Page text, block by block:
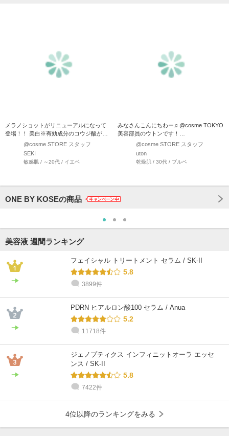
メラノショットがリニューアルになって
登場！！ 美白※有効成分のコウジ酸が、
メラニン生成を抑制し、…
@cosme STORE スタッフ
SEKI
敏感肌 / ～20代 / イエベ
みなさんこんにちわー♫ @cosme TOKYO
美容部員のウトンです！
(@utonm_atcosm…
@cosme STORE スタッフ
uton
乾燥肌 / 30代 / ブルベ
ONE BY KOSEの商品
美容液 週間ランキング
フェイシャル トリートメント セラム / SK-II
5.8
3899件
PDRN ヒアルロン酸100 セラム / Anua
5.2
11718件
ジェノプティクス インフィニットオーラ エッセ
ンス / SK-II
5.8
7422件
4位以降のランキングをみる